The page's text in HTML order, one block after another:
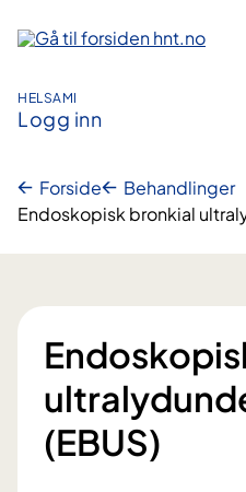
innhold
HELSAMI
Logg inn
Forside
Behandlinger
Endoskopisk bronkial
(EBUS)